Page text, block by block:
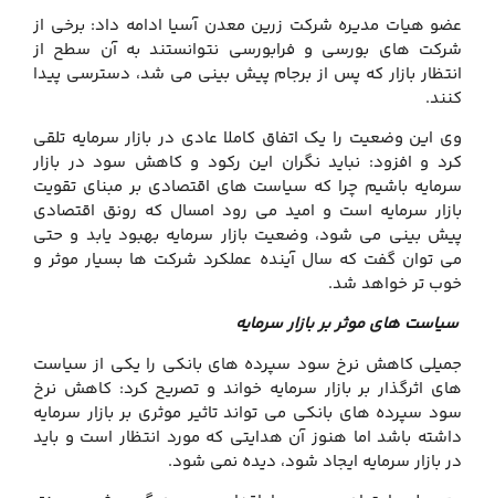
عضو هیات مدیره شرکت زرین معدن آسیا ادامه داد: برخی از
شرکت های بورسی و فرابورسی نتوانستند به آن سطح از
انتظار بازار که پس از برجام پیش بینی می شد، دسترسی پیدا
کنند.
وی این وضعیت را یک اتفاق کاملا عادی در بازار سرمایه تلقی
کرد و افزود: نباید نگران این رکود و کاهش سود در بازار
سرمایه باشیم چرا که سیاست های اقتصادی بر مبنای تقویت
بازار سرمایه است و امید می رود امسال که رونق اقتصادی
پیش بینی می شود، وضعیت بازار سرمایه بهبود یابد و حتی
می توان گفت که سال آینده عملکرد شرکت ها بسیار موثر و
خوب تر خواهد شد.
سیاست های موثر بر بازار سرمایه
جمیلی کاهش نرخ سود سپرده های بانکی را یکی از سیاست
های اثرگذار بر بازار سرمایه خواند و تصریح کرد: کاهش نرخ
سود سپرده های بانکی می تواند تاثیر موثری بر بازار سرمایه
داشته باشد اما هنوز آن هدایتی که مورد انتظار است و باید
در بازار سرمایه ایجاد شود، دیده نمی شود.